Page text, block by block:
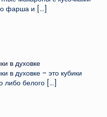
фарша и […]
в духовке
в духовке – это кубики
либо белого […]